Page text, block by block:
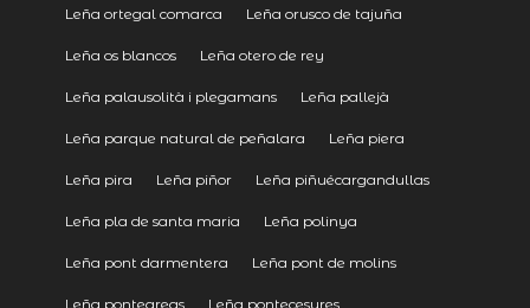
Leña ortegal comarca Leña orusco de tajuña
Leña os blancos Leña otero de rey
Leña palausolità i plegamans Leña pallejà
Leña parque natural de peñalara Leña piera
Leña pira Leña piñor Leña piñuécargandullas
Leña pla de santa maria Leña polinya
Leña pont darmentera Leña pont de molins
Leña ponteareas Leña pontecesures